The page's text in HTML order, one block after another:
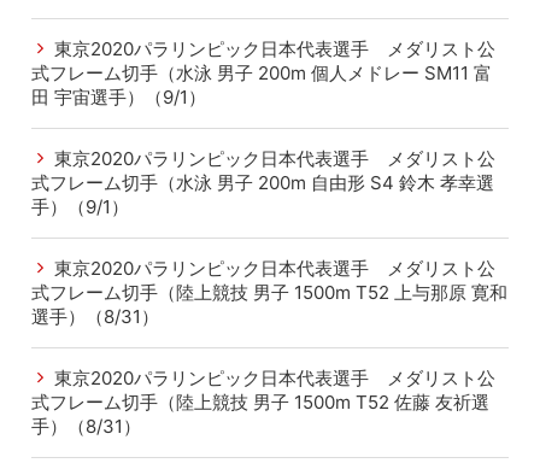
東京2020パラリンピック日本代表選手 メダリスト公
式フレーム切手（水泳 男子 200m 個人メドレー SM11 富
田 宇宙選手）（9/1）
東京2020パラリンピック日本代表選手 メダリスト公
式フレーム切手（水泳 男子 200m 自由形 S4 鈴木 孝幸選
手）（9/1）
東京2020パラリンピック日本代表選手 メダリスト公
式フレーム切手（陸上競技 男子 1500m T52 上与那原 寛和
選手）（8/31）
東京2020パラリンピック日本代表選手 メダリスト公
式フレーム切手（陸上競技 男子 1500m T52 佐藤 友祈選
手）（8/31）